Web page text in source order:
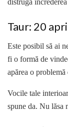
Taur: 20
Este posibil să ai
fi o formă de
apărea o
Vocile tale
spune da. Nu lăsa